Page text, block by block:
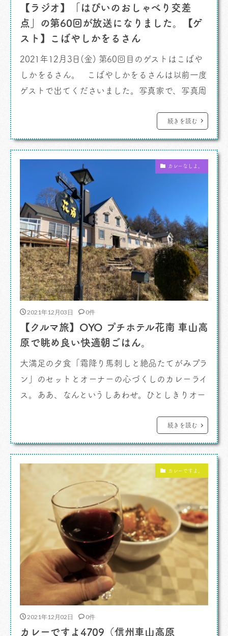
【ラジオ】「はぴいのおしゃべり交差
点」の第60回が放送になりました。【ゲ
スト】こばやしかをるさん
2021年12月3日(金) 第60回目のゲストはこばや
しかをるさん。 こばやしかをるさんは以前一度
ゲストで出てくださいました。写真家で、写真周
な腕を持ってらっしゃる活動的写真家さん。今回
お呼びしたのは写真家の活動と関連してご自分で
前。雑貨ブランドみたいですが、何を作っている
んでしょう？質問をして […]
続きを読む
カレーなしよ。
2021年12月03日 0件
【クルマ旅】OYO プチホテル花南 車山高
原で眺め良い快適朝ごはん。
大満足の夕食「霜降り馬刺しと絶品たてがみプラ
ン」のセットとオーナーの心づくしのカレーライ
ス。ああ、なんというしあわせ。ひとしきりオー
た。 いやあ、いいな。泊まり、いいな。いつも
だと夕飯のカレーを食べたらブラブラとクルマで
明け方部屋に戻ったり。それもわりと好きでやっ
てますが、おいしい夕食の後に気持ち […]
続きを読む
カレーですよ。
2021年12月02日 0件
カレーですよ4709（信州車山高原